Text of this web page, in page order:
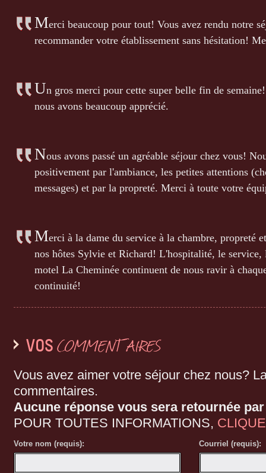
Merci beaucoup pour tout! Vous avez rendu notre
recommander votre établissement sans hésitation!
Un gros merci pour cette super belle fin de
nous avons beaucoup apprécié.
Nous avons passé un agréable séjour chez vous!
positivement par l'ambiance, les petites attentions
messages) et par la propreté. Merci à toute votre
Merci à la dame du service à la chambre, propreté
nos hôtes Sylvie et Richard! L'hospitalité, le
motel La Cheminée continuent de nous ravir à
continuité!
élicitations à la Cheminée .... Nous avons
nous allons y revenir. Le service est excellent et tout
As-tu besoin d'un cinq étoiles quand t'en as 5
VOS COMMENTAIRES
Vous avez aimer votre séjour chez nous?
commentaires.
Aucune réponse vous sera retournée
POUR TOUTES INFORMATIONS,
Votre nom (requis): Courriel (requis):